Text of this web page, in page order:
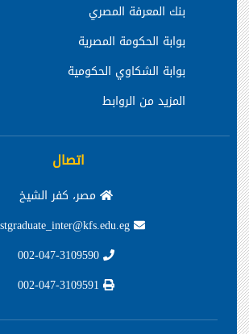
بنك المعرفة المصري
بوابة الحكومة المصرية
بوابة الشكاوي الحكومية
المزيد من الروابط
اتصال
مصر، كفر الشيخ
Postgraduate_inter@kfs.edu.eg